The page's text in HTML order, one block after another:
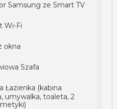
Samsung ze Smart TV
Wi-Fi
okna
Szafa
Łazienka (kabina
umywalka, toaleta, 2